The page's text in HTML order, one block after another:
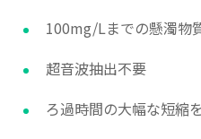
100mg/Lまでの懸濁物
超音波抽出不要
ろ過時間の大幅な短縮